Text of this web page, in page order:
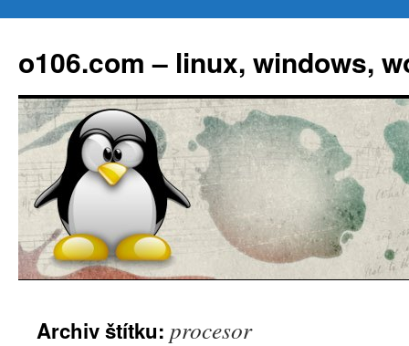
obsahu
webu
o106.com – linux, windows,
Archiv štítku: procesor